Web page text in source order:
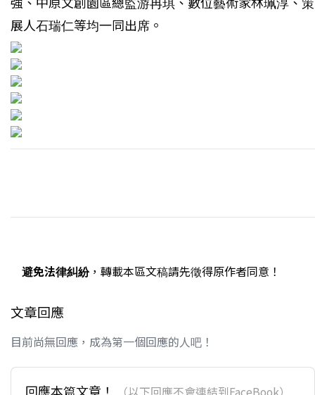
展人石瑞仁等均一同出席。
避免法律糾紛，轉載本區文稿請先徵得原作者同意！
文章回應
目前尚無回應，成為第一個回應的人吧！
回應本篇文章！